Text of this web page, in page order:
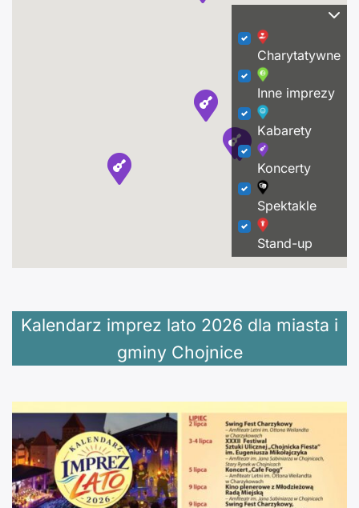
Charytatywne
Inne imprezy
Kabarety
Koncerty
Spektakle
Stand-up
Kalendarz imprez lato 2026 dla miasta i
gminy Chojnice